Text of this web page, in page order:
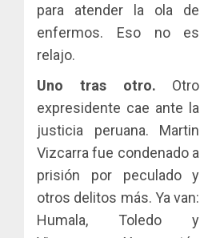
para atender la ola de
enfermos. Eso no es
relajo.
Uno tras otro. Otro
expresidente cae ante la
justicia peruana. Martin
Vizcarra fue condenado a
prisión por peculado y
otros delitos más. Ya van:
Humala, Toledo y